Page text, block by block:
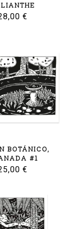
€
BOTÁNICO,
#1
€